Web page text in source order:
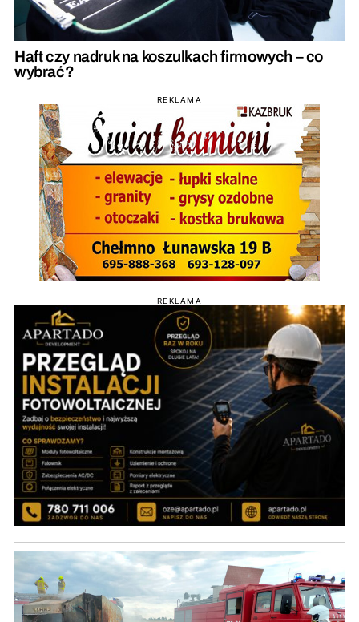
Haft czy nadruk na koszulkach firmowych – co
wybrać?
REKLAMA
REKLAMA